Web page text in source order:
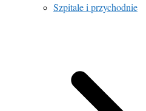
Szpitale i przychodnie